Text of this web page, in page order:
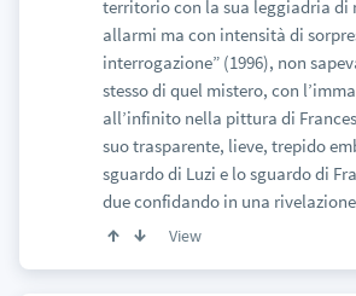
territorio con la sua leggiadria di
allarmi ma con intensità di
interrogazione” (1996), non
stesso di quel mistero, con
all’infinito nella pittura di
suo trasparente, lieve, trepido
sguardo di Luzi e lo sguardo di
due confidando in una
View